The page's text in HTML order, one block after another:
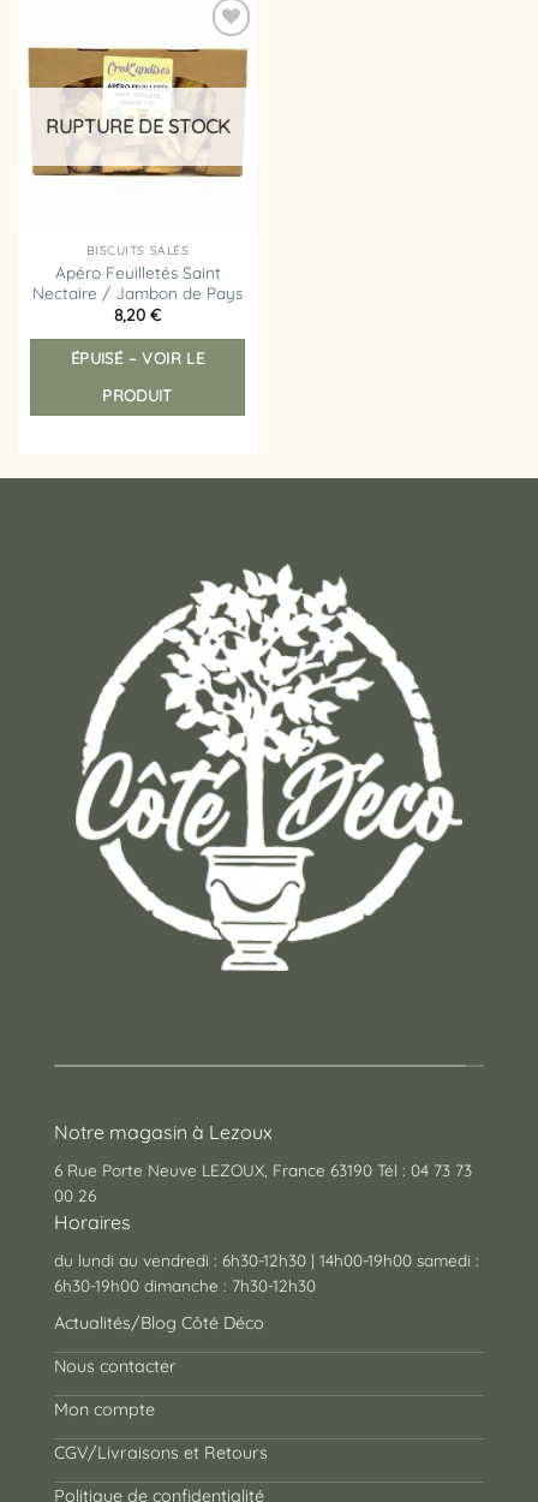
Ajouter
liste
RUPTURE DE STOCK
BISCUITS SALÉS
Apéro Feuilletés Saint
Nectaire / Jambon de Pays
8,20 €
ÉPUISÉ – VOIR LE
PRODUIT
Notre magasin à Lezoux
6 Rue Porte Neuve LEZOUX, France 63190 Tél : 04 73 73
00 26
Horaires
du lundi au vendredi : 6h30-12h30 | 14h00-19h00 samedi :
6h30-19h00 dimanche : 7h30-12h30
Actualités/Blog Côté Déco
Nous contacter
Mon compte
CGV/Livraisons et Retours
Politique de confidentialité